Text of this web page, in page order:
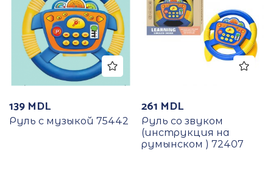
139 MDL
Руль с музыкой 75442
261 MDL
Руль со звуком
(инструкция на
румынском ) 72407